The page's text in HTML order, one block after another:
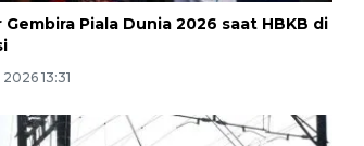
Gembira Piala Dunia 2026 saat HBKB di
13:31